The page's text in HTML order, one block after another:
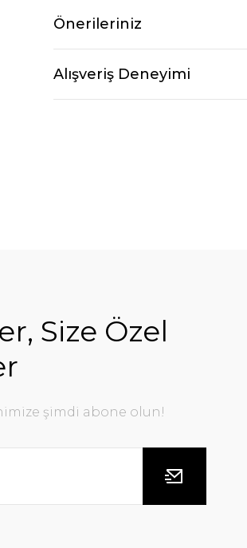
Önerileriniz
Alışveriş Deneyimi
Size Özel
şimdi abone olun!